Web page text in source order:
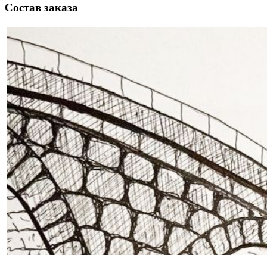
Состав заказа